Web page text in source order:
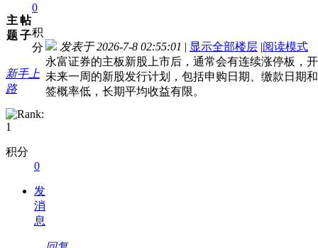
主
题
帖
子
0
积
分
新手上
路
积分
0
发
消
息
发表于 2026-7-8 02:55:01 | 显示全部楼层 |阅读模式
永富证券的主板新股上市后，通常会有连续涨停板，
未来一周的新股发行计划，包括申购日期、缴款日期
签概率低，长期平均收益有限。